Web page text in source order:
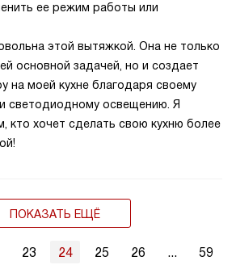
ее режим работы или
этой вытяжкой. Она не только
основной задачей, но и создает
на моей кухне благодаря своему
светодиодному освещению. Я
кто хочет сделать свою кухню более
ПОКАЗАТЬ ЕЩЁ
23 24 25 26 ... 59